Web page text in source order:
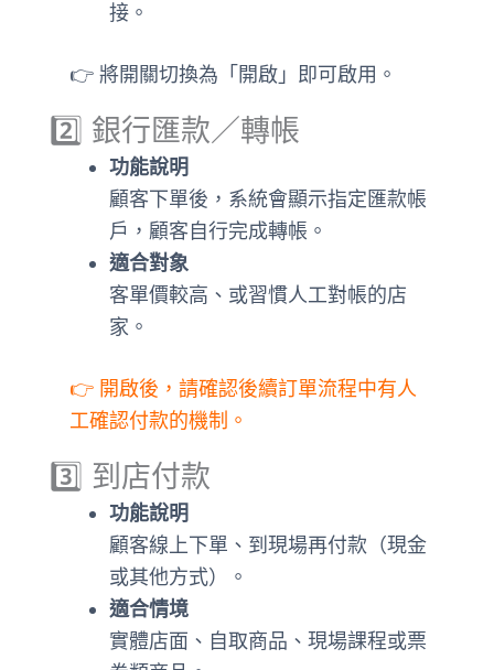
接。
👉 將開關切換為「開啟」即可啟用。
2️⃣ 銀行匯款／轉帳
功能說明
顧客下單後，系統會顯示指定匯款帳
戶，顧客自行完成轉帳。
適合對象
客單價較高、或習慣人工對帳的店
家。
👉 開啟後，請確認後續訂單流程中有人
工確認付款的機制。
3️⃣ 到店付款
功能說明
顧客線上下單、到現場再付款（現金
或其他方式）。
適合情境
實體店面、自取商品、現場課程或票